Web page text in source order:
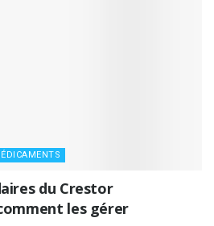
du Crestor
les gérer